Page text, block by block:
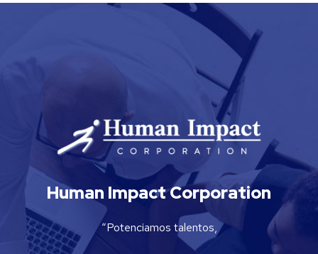
Human Impact Corporation
“Potenciamos talentos,